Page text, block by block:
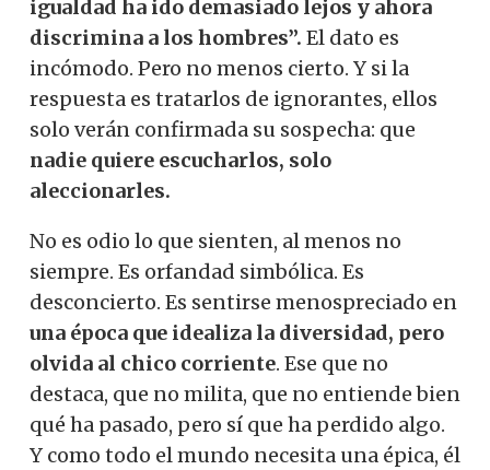
igualdad ha ido demasiado lejos y ahora
discrimina a los hombres”. El dato es
incómodo. Pero no menos cierto. Y si la
respuesta es tratarlos de ignorantes, ellos
solo verán confirmada su sospecha: que
nadie quiere escucharlos, solo
aleccionarles.
No es odio lo que sienten, al menos no
siempre. Es orfandad simbólica. Es
desconcierto. Es sentirse menospreciado en
una época que idealiza la diversidad, pero
olvida al chico corriente. Ese que no
destaca, que no milita, que no entiende bien
qué ha pasado, pero sí que ha perdido algo.
Y como todo el mundo necesita una épica, él